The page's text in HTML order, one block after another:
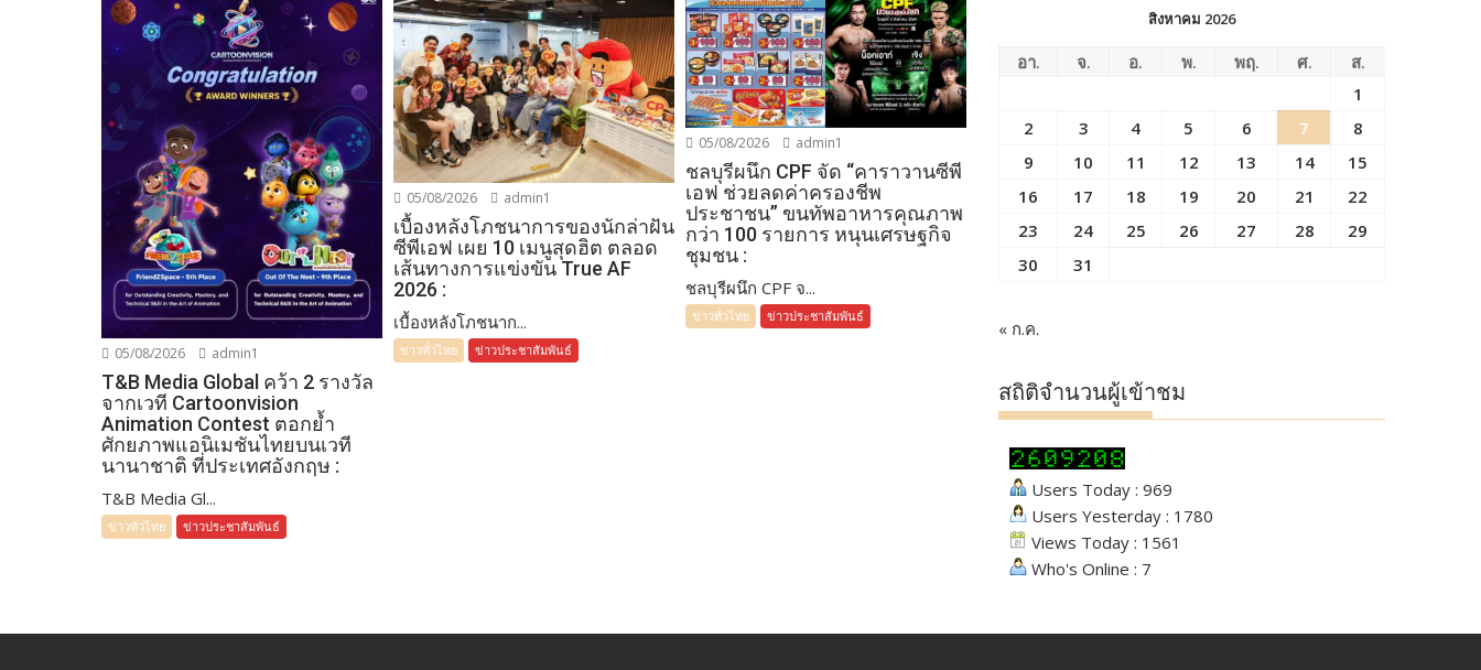
05/08/2026 admin1
T&B Media Global คว้า 2 รางวัล
จากเวที Cartoonvision
Animation Contest ตอกย้ำ
ศักยภาพแอนิเมชันไทยบนเวที
นานาชาติ ที่ประเทศอังกฤษ :
T&B Media Gl...
ข่าวทั่วไทย ข่าวประชาสัมพันธ์
05/08/2026 admin1
เบื้องหลังโภชนาการของนักล่าฝัน
ซีพีเอฟ เผย 10 เมนูสุดฮิต ตลอด
เส้นทางการแข่งขัน True AF
2026 :
เบื้องหลังโภชนาก...
ข่าวทั่วไทย ข่าวประชาสัมพันธ์
05/08/2026 admin1
ชลบุรีผนึก CPF จัด “คาราวานซีพี
เอฟ ช่วยลดค่าครองชีพ
ประชาชน” ขนทัพอาหารคุณภาพ
กว่า 100 รายการ หนุนเศรษฐกิจ
ชุมชน :
ชลบุรีผนึก CPF จ...
ข่าวทั่วไทย ข่าวประชาสัมพันธ์
สิงหาคม 2026
อา. จ. อ. พ. พฤ. ศ.
ส.
1
2
3 4 5 6 7
8
9
10 11 12 13 14
15
16
17 18 19 20 21
22
23
24 25 26 27 28
29
30
31
« ก.ค.
สถิติจำนวนผู้เข้าชม
Users Today : 969
Users Yesterday : 1780
Views Today : 1561
Who's Online : 7